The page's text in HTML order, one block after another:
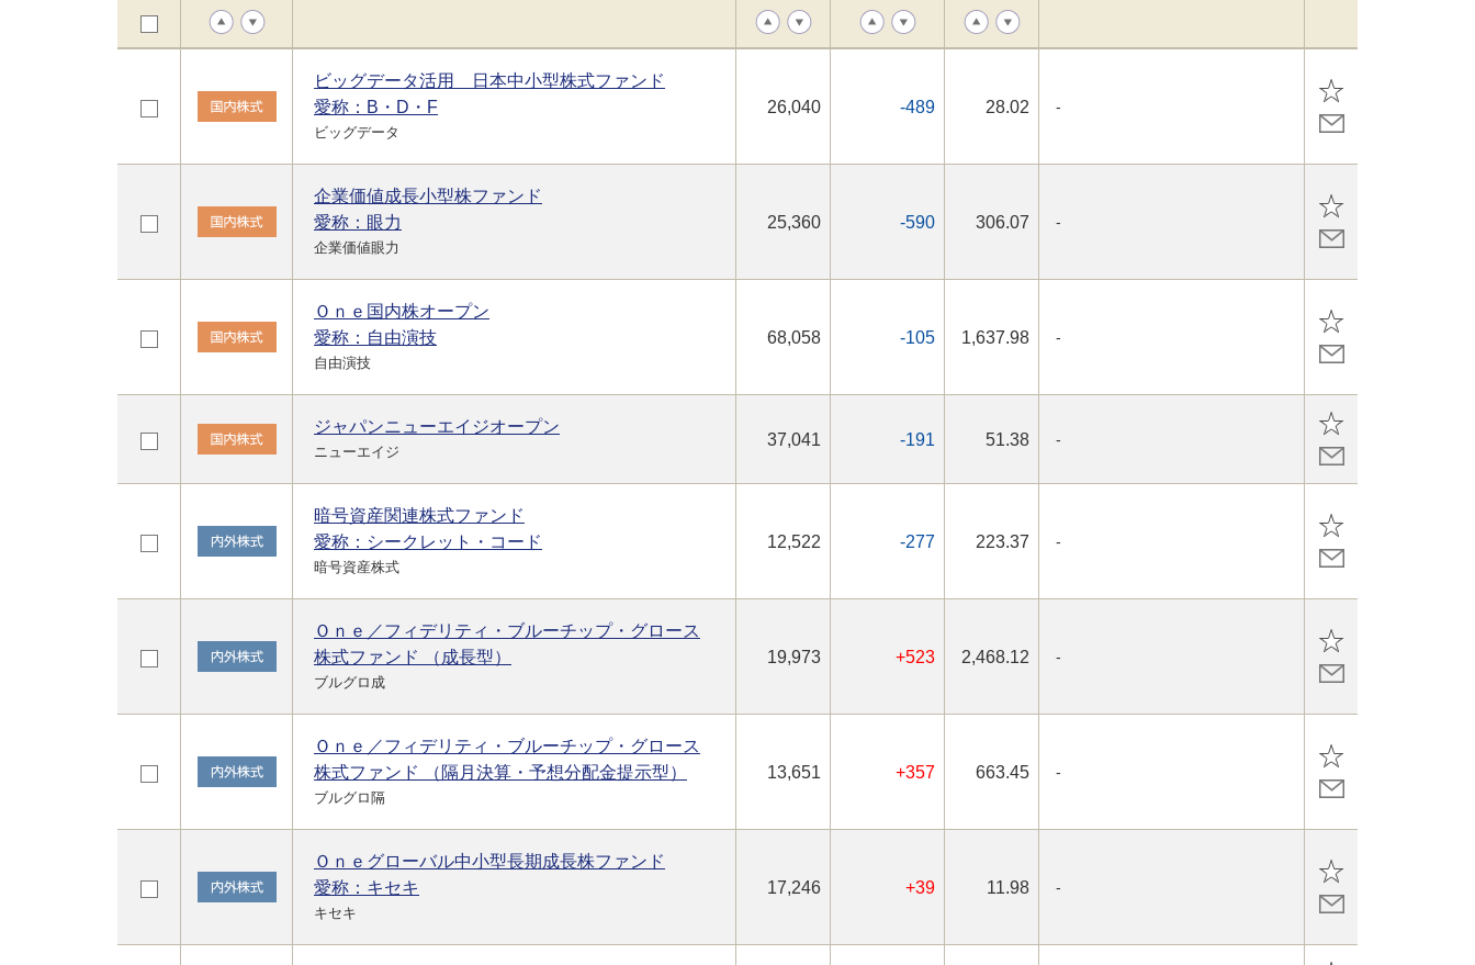
ビッグデータ活用 日本中小型株式ファンド
愛称：B・D・F
ビッグデータ
26,040 -489 28.02 -
企業価値成長小型株ファンド
愛称：眼力
企業価値眼力
25,360 -590 306.07 -
Ｏｎｅ国内株オープン
愛称：自由演技
自由演技
68,058 -105 1,637.98 -
ジャパンニューエイジオープン
ニューエイジ
37,041 -191 51.38 -
暗号資産関連株式ファンド
愛称：シークレット・コード
暗号資産株式
12,522 -277 223.37 -
Ｏｎｅ／フィデリティ・ブルーチップ・グロース
株式ファンド （成長型）
ブルグロ成
19,973 +523 2,468.12 -
Ｏｎｅ／フィデリティ・ブルーチップ・グロース
株式ファンド （隔月決算・予想分配金提示型）
ブルグロ隔
13,651 +357 663.45 -
Ｏｎｅグローバル中小型長期成長株ファンド
愛称：キセキ
キセキ
17,246 +39 11.98 -